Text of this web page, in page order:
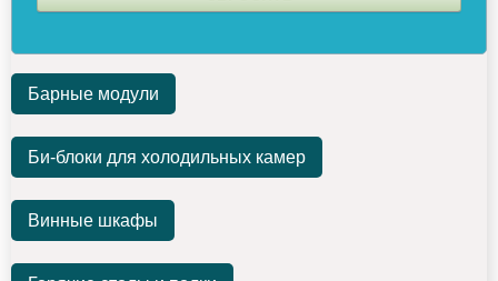
Барные модули
Би-блоки для холодильных камер
Винные шкафы